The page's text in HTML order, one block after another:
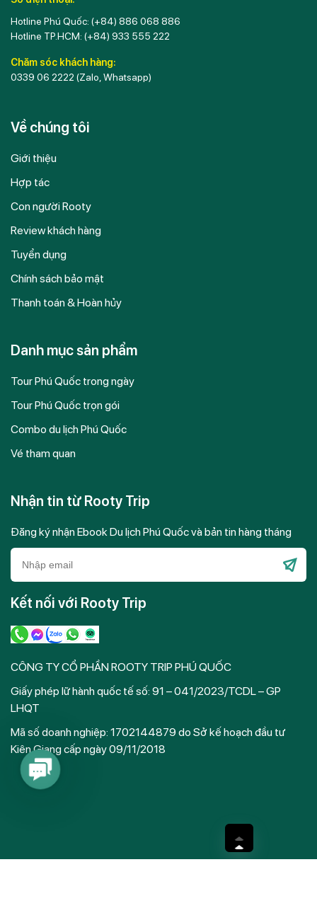
Hotline Phú Quốc: (+84) 886 068 886
Hotline TP.HCM: (+84) 933 555 222
Chăm sóc khách hàng:
0339 06 2222 (Zalo, Whatsapp)
Về chúng tôi
Giới thiệu
Hợp tác
Con người Rooty
Review khách hàng
Tuyển dụng
Chính sách bảo mật
Thanh toán & Hoàn hủy
Danh mục sản phẩm
Tour Phú Quốc trong ngày
Tour Phú Quốc trọn gói
Combo du lịch Phú Quốc
Vé tham quan
Nhận tin từ Rooty Trip
Đăng ký nhận Ebook Du lịch Phú Quốc và bản tin hàng tháng
Please
Kết nối với Rooty Trip
CÔNG TY CỔ PHẦN ROOTY TRIP PHÚ QUỐC
Giấy phép lữ hành quốc tế số: 91 – 041/2023/TCDL – GP
LHQT
Mã số doanh nghiệp: 1702144879 do Sở kế hoạch đầu tư
Kiên Giang cấp ngày 09/11/2018
Contact
Us